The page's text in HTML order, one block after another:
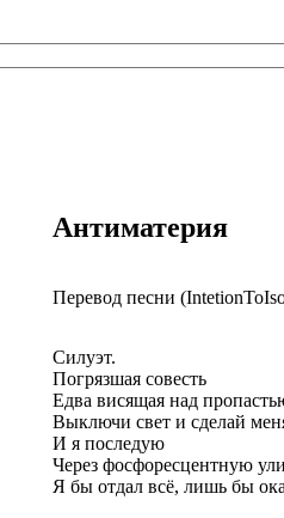
Антиматерия
Перевод песни
Силуэт.
Погрязшая совесть
Едва висящая над
Выключи свет и сделай
И я последую
Через фосфоресцентную
Я бы отдал всё, лишь бы